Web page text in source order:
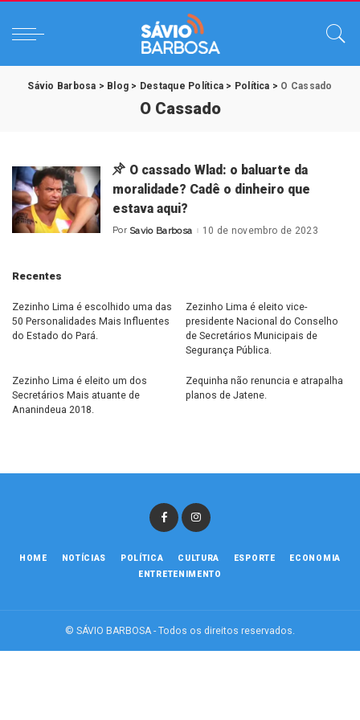
Sávio Barbosa > Blog > Destaque Política > Política > O Cassado
O Cassado
O cassado Wlad: o baluarte da
moralidade? Cadê o dinheiro que
estava aqui?
Posted
Por Savio Barbosa 10 de novembro de 2023
Recentes
Zezinho Lima é escolhido uma das
50 Personalidades Mais Influentes
do Estado do Pará.
Zezinho Lima é eleito vice-
presidente Nacional do Conselho
de Secretários Municipais de
Segurança Pública.
Zezinho Lima é eleito um dos
Secretários Mais atuante de
Ananindeua 2018.
Zequinha não renuncia e atrapalha
planos de Jatene.
HOME NOTÍCIAS POLÍTICA CULTURA ESPORTE
ECONOMIA
ENTRETENIMENTO
© SÁVIO BARBOSA - Todos os direitos reservados.